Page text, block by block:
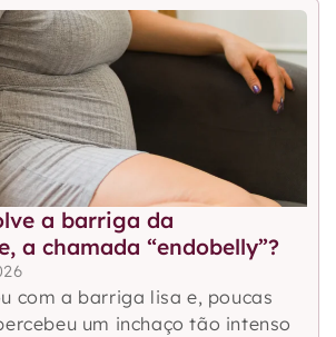
a barriga da
a chamada “endobelly”?
com a barriga lisa e, poucas
um inchaço tão intenso